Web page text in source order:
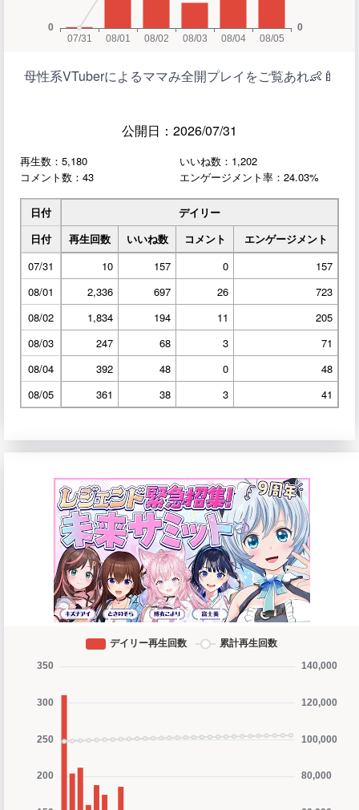
母性系VTuberによるママみ全開プレイをご覧あれ👶🍼
公開日：2026/07/31
再生数：5,180
いいね数：1,202
コメント数：43
エンゲージメント率：24.03%
日付
デイリー
日付
再生回数 いいね数 コメント
エンゲージメント
07/31
10 157 0
157
08/01
2,336 697 26
723
08/02
1,834 194 11
205
08/03
247 68 3
71
08/04
392 48 0
48
08/05
361 38 3 41